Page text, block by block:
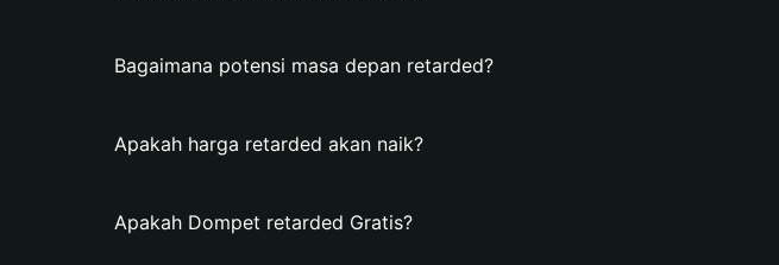
Bagaimana potensi masa depan retarded?
Apakah harga retarded akan naik?
Apakah Dompet retarded Gratis?